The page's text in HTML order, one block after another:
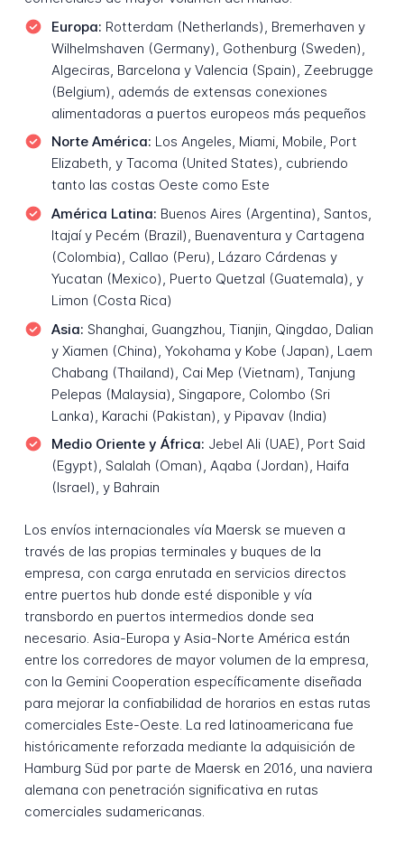
Europa: Rotterdam (Netherlands), Bremerhaven y
Wilhelmshaven (Germany), Gothenburg (Sweden),
Algeciras, Barcelona y Valencia (Spain), Zeebrugge
(Belgium), además de extensas conexiones
alimentadoras a puertos europeos más pequeños
Norte América: Los Angeles, Miami, Mobile, Port
Elizabeth, y Tacoma (United States), cubriendo
tanto las costas Oeste como Este
América Latina: Buenos Aires (Argentina), Santos,
Itajaí y Pecém (Brazil), Buenaventura y Cartagena
(Colombia), Callao (Peru), Lázaro Cárdenas y
Yucatan (Mexico), Puerto Quetzal (Guatemala), y
Limon (Costa Rica)
Asia: Shanghai, Guangzhou, Tianjin, Qingdao, Dalian
y Xiamen (China), Yokohama y Kobe (Japan), Laem
Chabang (Thailand), Cai Mep (Vietnam), Tanjung
Pelepas (Malaysia), Singapore, Colombo (Sri
Lanka), Karachi (Pakistan), y Pipavav (India)
Medio Oriente y África: Jebel Ali (UAE), Port Said
(Egypt), Salalah (Oman), Aqaba (Jordan), Haifa
(Israel), y Bahrain
Los envíos internacionales vía Maersk se mueven a
través de las propias terminales y buques de la
empresa, con carga enrutada en servicios directos
entre puertos hub donde esté disponible y vía
transbordo en puertos intermedios donde sea
necesario. Asia-Europa y Asia-Norte América están
entre los corredores de mayor volumen de la empresa,
con la Gemini Cooperation específicamente diseñada
para mejorar la confiabilidad de horarios en estas rutas
comerciales Este-Oeste. La red latinoamericana fue
históricamente reforzada mediante la adquisición de
Hamburg Süd por parte de Maersk en 2016, una naviera
alemana con penetración significativa en rutas
comerciales sudamericanas.